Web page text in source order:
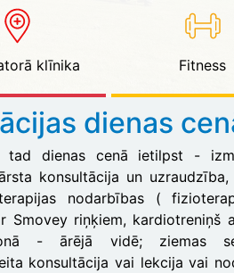
klīnika Fitness
dienas
tad dienas cenā ietilpst -
konsultācija un
nodarbības (
Smovey riņķiem, kardiotreniņš
- ārējā vidē; ziemas
konsultācija vai lekcija vai